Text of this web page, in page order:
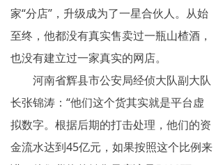
家“分店”，升级成为了一星合伙人。从始
至终，他都没有真实售卖过一瓶山楂酒，
也没有建立过一家真实的网店。
河南省辉县市公安局经侦大队副大队
长张锦涛：“他们这个货其实就是平台虚
拟数字。根据后期的打击处理，他们的资
金流水达到45亿元，如果按照这个比例来